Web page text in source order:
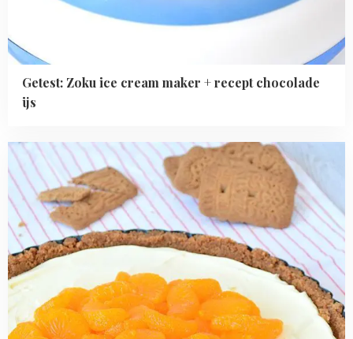
Getest: Zoku ice cream maker + recept chocolade
ijs
Read
more
about
Speculaas
Monchou
taart
met
mandarijnen